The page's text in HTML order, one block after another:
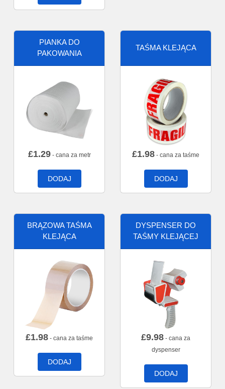
PIANKA DO
PAKOWANIA
£1.29- cana za metr
DODAJ
TAŚMA KLEJĄCA
£1.98 - cana za taśme
DODAJ
BRĄZOWA TAŚMA
KLEJĄCA
£1.98 - cana za taśme
DODAJ
DYSPENSER DO
TAŚMY KLEJĄCEJ
£9.98 - cana za
dyspenser
DODAJ